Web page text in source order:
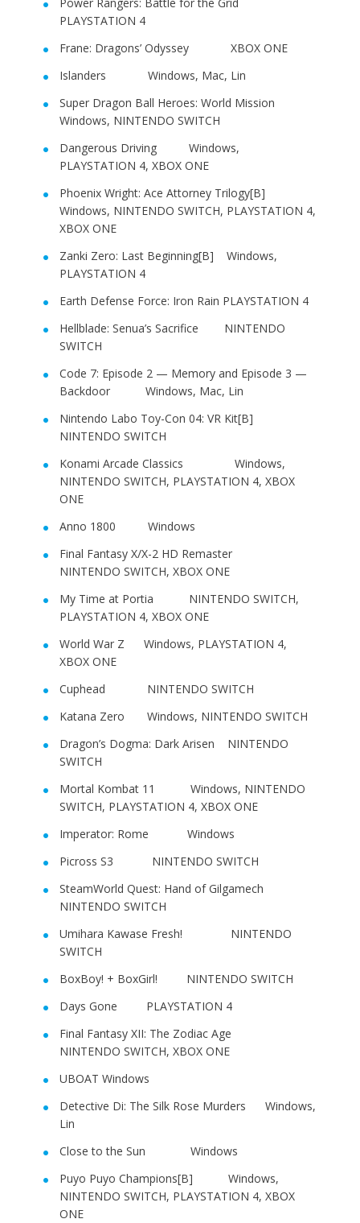
PLAYSTATION 4
Frane: Dragons’ Odyssey XBOX ONE
Islanders Windows, Mac, Lin
Super Dragon Ball Heroes: World Mission
Windows, NINTENDO SWITCH
Dangerous Driving Windows,
PLAYSTATION 4, XBOX ONE
Phoenix Wright: Ace Attorney Trilogy[B]
Windows, NINTENDO SWITCH, PLAYSTATION 4,
XBOX ONE
Zanki Zero: Last Beginning[B] Windows,
PLAYSTATION 4
Earth Defense Force: Iron Rain PLAYSTATION 4
Hellblade: Senua’s Sacrifice NINTENDO
SWITCH
Code 7: Episode 2 — Memory and Episode 3 —
Backdoor Windows, Mac, Lin
Nintendo Labo Toy-Con 04: VR Kit[B]
NINTENDO SWITCH
Konami Arcade Classics Windows,
NINTENDO SWITCH, PLAYSTATION 4, XBOX
ONE
Anno 1800 Windows
Final Fantasy X/X-2 HD Remaster
NINTENDO SWITCH, XBOX ONE
My Time at Portia NINTENDO SWITCH,
PLAYSTATION 4, XBOX ONE
World War Z Windows, PLAYSTATION 4,
XBOX ONE
Cuphead NINTENDO SWITCH
Katana Zero Windows, NINTENDO SWITCH
Dragon’s Dogma: Dark Arisen NINTENDO
SWITCH
Mortal Kombat 11 Windows, NINTENDO
SWITCH, PLAYSTATION 4, XBOX ONE
Imperator: Rome Windows
Picross S3 NINTENDO SWITCH
SteamWorld Quest: Hand of Gilgamech
NINTENDO SWITCH
Umihara Kawase Fresh! NINTENDO
SWITCH
BoxBoy! + BoxGirl! NINTENDO SWITCH
Days Gone PLAYSTATION 4
Final Fantasy XII: The Zodiac Age
NINTENDO SWITCH, XBOX ONE
UBOAT Windows
Detective Di: The Silk Rose Murders Windows,
Lin
Close to the Sun Windows
Puyo Puyo Champions[B] Windows,
NINTENDO SWITCH, PLAYSTATION 4, XBOX
ONE